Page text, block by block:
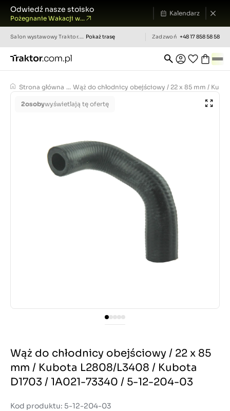
Odwiedź nasze stoisko
Pożegnanie Wakacji w...
Kalendarz
Salon wystawowy Traktor.com.pl Pokaż trasę Zadzwoń +48 17 858 58 58
Strona główna ... Wąż do chłodnicy obejściowy / 22 x 85 mm /
2osobywyświetlają tę ofertę
Wąż do chłodnicy obejściowy / 22 x 85
mm / Kubota L2808/L3408 / Kubota
D1703 / 1A021-73340 / 5-12-204-03
Kod produktu: 5-12-204-03